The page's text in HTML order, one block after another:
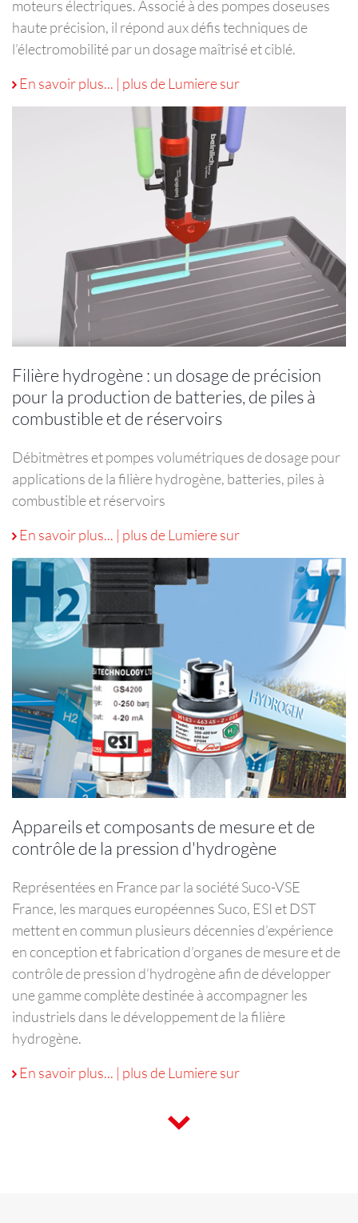
moteurs électriques. Associé à des pompes doseuses
haute précision, il répond aux défis techniques de
l’électromobilité par un dosage maîtrisé et ciblé.
En savoir plus... Électromobilité
intégrer
des
pompes
doseuses
systèmes
goutte-
goutte
pour
améliorer
fabrication
moteurs
électriques
et
batteries
| plus de Lumiere sur
Filière hydrogène : un dosage de précision
pour la production de batteries, de piles à
combustible et de réservoirs
Débitmètres et pompes volumétriques de dosage pour
applications de la filière hydrogène, batteries, piles à
combustible et réservoirs
En savoir plus... Filière
un
dosage
précision
la
production
de
batteries,
de
piles
à
combustible
et
réservoirs
| plus de Lumiere sur
Appareils et composants de mesure et de
contrôle de la pression d'hydrogène
Représentées en France par la société Suco-VSE
France, les marques européennes Suco, ESI et DST
mettent en commun plusieurs décennies d’expérience
en conception et fabrication d’organes de mesure et de
contrôle de pression d’hydrogène afin de développer
une gamme complète destinée à accompagner les
industriels dans le développement de la filière
hydrogène.
En savoir plus... Appareils
| plus de Lumiere sur